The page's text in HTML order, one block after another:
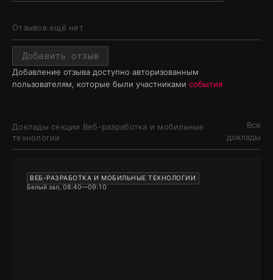
Отзывов ещё нет
Добавить отзыв
Добавление отзыва доступно авторизованным
пользователям, которые были участниками события
Доклады секции Веб-разработка и мобильные
технологии
Все
доклады
ВЕБ-РАЗРАБОТКА И МОБИЛЬНЫЕ ТЕХНОЛОГИИ
Белый зал, 08:40—09:10